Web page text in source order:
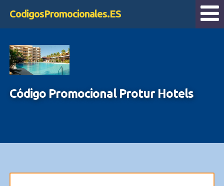
CodigosPromocionales.ES
Código Promocional Protur Hotels